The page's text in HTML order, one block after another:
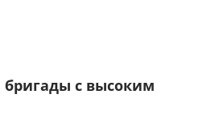
с высоким